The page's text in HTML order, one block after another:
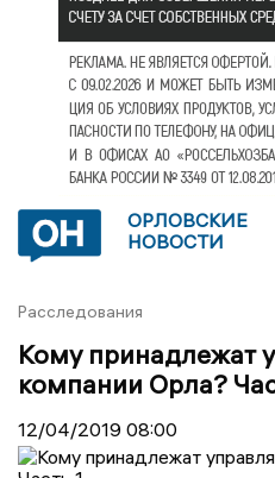
ОРЛОВСКИЕ
НОВОСТИ
Расследования
Кому принадлежат
компании Орла?
12/04/2019 08:00